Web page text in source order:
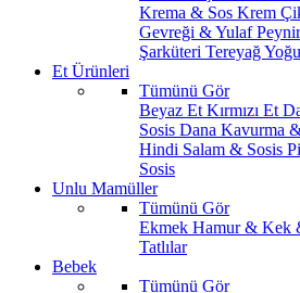
Krema & Sos Krem
Gevreği & Yulaf
Şarküteri Tereyağ
Et Ürünleri
Tümünü Gör
Beyaz Et Kırmızı Et
Sosis Dana Kavurma &
Hindi Salam & Sosis
Sosis
Unlu Mamüller
Tümünü Gör
Ekmek Hamur & Kek
Tatlılar
Bebek
Tümünü Gör